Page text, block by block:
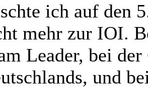
ich auf den
mehr zur IOI.
Leader, bei
und